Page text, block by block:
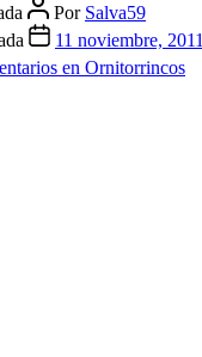
Por Salva59
11 noviembre, 2011
en Ornitorrincos